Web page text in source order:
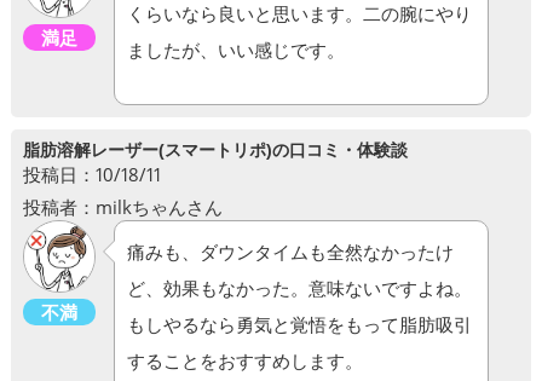
満足
くらいなら良いと思います。二の腕にやり
ましたが、いい感じです。
脂肪溶解レーザー(スマートリポ)の口コミ・体験談
投稿日：10/18/11
投稿者：milkちゃんさん
不満
痛みも、ダウンタイムも全然なかったけ
ど、効果もなかった。意味ないですよね。
もしやるなら勇気と覚悟をもって脂肪吸引
することをおすすめします。